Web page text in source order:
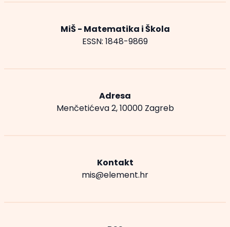
MiŠ - Matematika i Škola
ESSN: 1848-9869
Adresa
Menčetićeva 2, 10000 Zagreb
Kontakt
mis@element.hr